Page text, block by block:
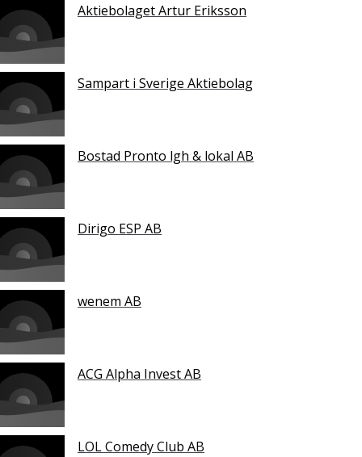
Aktiebolaget Artur Eriksson
Sampart i Sverige Aktiebolag
Bostad Pronto lgh & lokal AB
Dirigo ESP AB
wenem AB
ACG Alpha Invest AB
LOL Comedy Club AB